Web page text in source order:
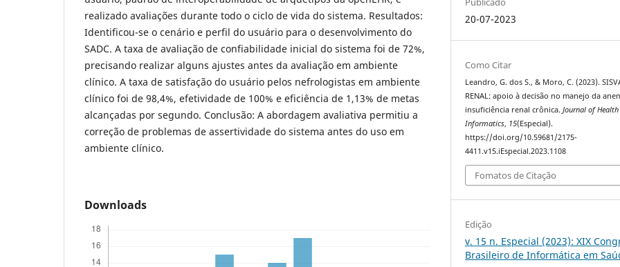
realizado avaliações durante todo o ciclo de vida do sistema. Resultados:
Identificou-se o cenário e perfil do usuário para o desenvolvimento do
SADC. A taxa de avaliação de confiabilidade inicial do sistema foi de 72%,
precisando realizar alguns ajustes antes da avaliação em ambiente
clínico. A taxa de satisfação do usuário pelos nefrologistas em ambiente
clínico foi de 98,4%, efetividade de 100% e eficiência de 1,13% de metas
alcançadas por segundo. Conclusão: A abordagem avaliativa permitiu a
correção de problemas de assertividade do sistema antes do uso em
ambiente clínico.
Downloads
20-07-2023
Como Citar
Leandro, G. dos S., & Moro, C. (2023).
RENAL: apoio à decisão no manejo da
insuficiência renal crônica.Journal of Health
Informatics, 15(Especial).
https://doi.org/10.59681/2175-
4411.v15.iEspecial.2023.1108
Fomatos de Citação
Edição
v. 15 n. Especial (2023): XIX
Brasileiro de Informática em